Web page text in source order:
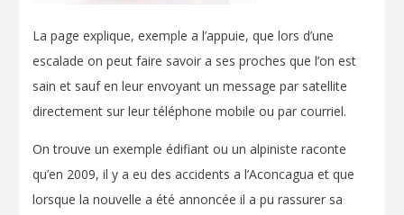
La page explique, exemple a l’appuie, que lors d’une
escalade on peut faire savoir a ses proches que l’on est
sain et sauf en leur envoyant un message par satellite
directement sur leur téléphone mobile ou par courriel.
On trouve un exemple édifiant ou un alpiniste raconte
qu’en 2009, il y a eu des accidents a l’Aconcagua et que
lorsque la nouvelle a été annoncée il a pu rassurer sa